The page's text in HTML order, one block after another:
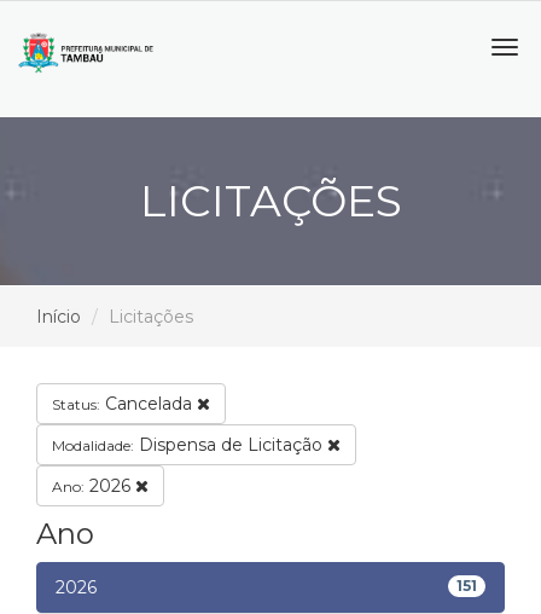
LICITAÇÕES
Início Licitações
Status: Cancelada
Modalidade: Dispensa de Licitação
Ano: 2026
Ano
2026 151